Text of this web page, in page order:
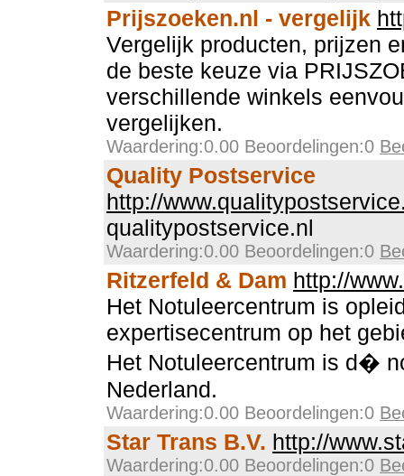
Prijszoeken.nl - vergelijk
Vergelijk producten, prijzen
de beste keuze via
verschillende winkels
vergelijken.
Waardering:0.00 Beoordelingen:0
Quality Postservice
http://
qualitypostservice.nl
Waardering:0.00 Beoordelingen:0
Ritzerfeld & Dam http://
Het Notuleercentrum is
expertisecentrum op het
Het Notuleercentrum is d�
Nederland.
Waardering:0.00 Beoordelingen:0
Star Trans B.V. http://
Waardering:0.00 Beoordelingen:0